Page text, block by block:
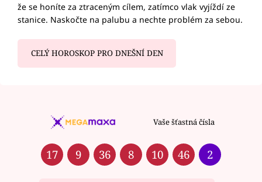
že se honíte za ztraceným cílem, zatímco vlak vyjíždí ze
stanice. Naskočte na palubu a nechte problém za sebou.
CELÝ HOROSKOP PRO DNEŠNÍ DEN
Vaše šťastná čísla
17 9 36 8 10 46 2